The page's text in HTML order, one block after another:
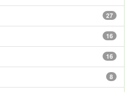
27
16
16
8